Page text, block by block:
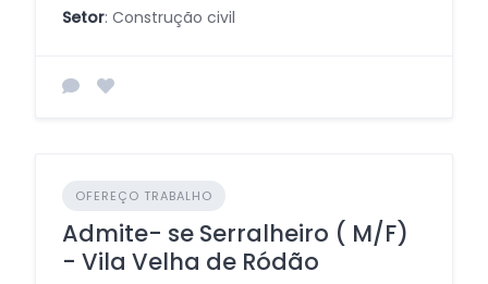
Setor: Construção civil
OFEREÇO TRABALHO
Admite- se Serralheiro ( M/F)
- Vila Velha de Ródão